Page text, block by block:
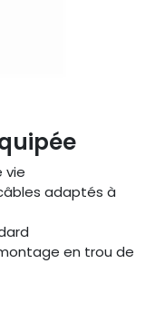
vie
adaptés à
en trou de